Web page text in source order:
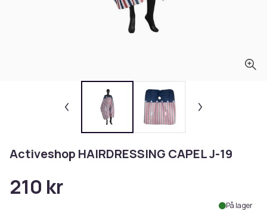
Activeshop HAIRDRESSING CAPEL J-19
210 kr
På lager